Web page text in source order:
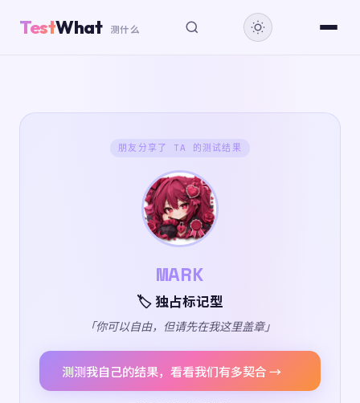
TestWhat 测什么
朋友分享了 TA 的测试结果
MARK
🏷️ 独占标记型
「你可以自由，但请先在我这里盖章」
测测我自己的结果，看看我们有多契合 →